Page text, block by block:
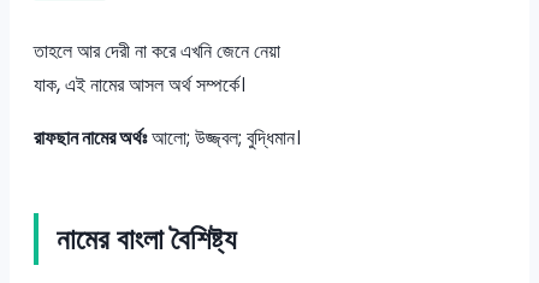
তাহলে আর দেরী না করে এখনি জেনে নেয়া
যাক, এই নামের আসল অর্থ সম্পর্কে।
রাফছান নামের অর্থঃআলো; উজ্জ্বল; বুদ্ধিমান।
নামের বাংলা বৈশিষ্ট্য